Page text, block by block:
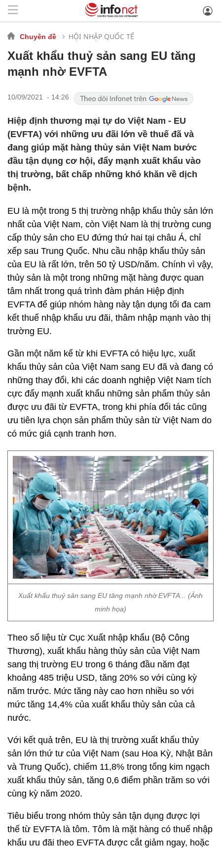
Chuyên đề HỘI NHẬP QUỐC TẾ
Xuất khẩu thuỷ sản sang EU tăng
mạnh nhờ EVFTA
10/09/2021 - 14:26
Hiệp định thương mại tự do Việt Nam - EU
(EVFTA) với những ưu đãi lớn về thuế đã và
đang giúp mặt hàng thủy sản Việt Nam bước
đầu tận dụng cơ hội, đẩy mạnh xuất khẩu vào
thị trường, bất chấp những khó khăn về dịch
bệnh.
EU là một trong 5 thị trường nhập khẩu thủy sản lớn
nhất của Việt Nam, còn Việt Nam là thị trường cung
cấp thủy sản cho EU đứng thứ hai tại châu Á, chỉ
xếp sau Trung Quốc. Nhu cầu nhập khẩu thủy sản
của EU là rất lớn, trên 50 tỷ USD/năm. Chính vì vậy,
thủy sản là một trong những mặt hàng được quan
tâm nhất trong quá trình đàm phán Hiệp định
EVFTA để giúp nhóm hàng này tận dụng tối đa cam
kết thuế nhập khẩu ưu đãi, thâm nhập mạnh vào thị
trường EU.
Gần một năm kể từ khi EVFTA có hiệu lực, xuất
khẩu thủy sản của Việt Nam sang EU đã và đang có
những thay đổi, khi các doanh nghiệp Việt Nam tích
cực đẩy mạnh xuất khẩu những sản phẩm thủy sản
được ưu đãi từ EVFTA, trong khi phía đối tác cũng
ưu tiên lựa chọn sản phẩm thủy sản từ Việt Nam do
có mức giá cạnh tranh hơn.
Xuất khẩu thuỷ sản sang EU tăng mạnh nhờ EVFTA... (Ảnh
minh họa)
Theo số liệu từ Cục Xuất nhập khẩu (Bộ Công
Thương), xuất khẩu hàng thủy sản của Việt Nam
sang thị trường EU trong 6 tháng đầu năm đạt
khoảng 485 triệu USD, tăng 20% so với cùng kỳ
năm trước. Mức tăng này cao hơn nhiều so với
mức tăng 14,4% của xuất khẩu thủy sản của cả
nước.
Với kết quả trên, EU là thị trường xuất khẩu thủy
sản lớn thứ tư của Việt Nam (sau Hoa Kỳ, Nhật Bản
và Trung Quốc), chiếm 11,8% trong tổng kim ngạch
xuất khẩu thủy sản, tăng 0,6 điểm phần trăm so với
cùng kỳ năm 2020.
Tiêu biểu trong nhóm thủy sản tận dụng được lợi
thế từ EVFTA là tôm. Tôm là mặt hàng có thuế nhập
khẩu ưu đãi theo EVFTA được cắt giảm ngay, hoặc